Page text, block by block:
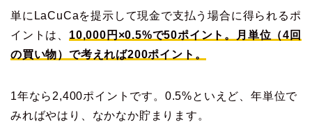
単にLaCuCaを提示して現金で支払う場合に得られるポ
イントは、 10,000円×0.5%で50ポイント。月単位（4回
の買い物）で考えれば200ポイント。
1年なら2,400ポイントです。0.5%といえど、年単位で
みればやはり、なかなか貯まります。